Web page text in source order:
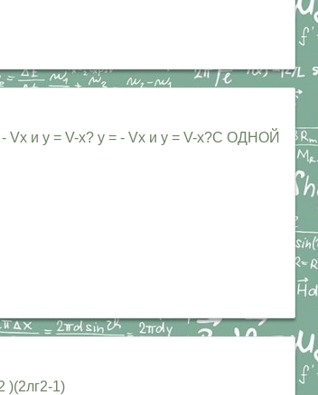
Vx и у = V-x? у = - Vx и у = V-x?С ОДНОЙ
)(2лг2-1)